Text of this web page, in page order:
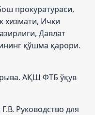
прокуратураси,
хизмати, Ички
Давлат
қўшма қарори.
АҚШ ФТБ ўқув
Руководство для